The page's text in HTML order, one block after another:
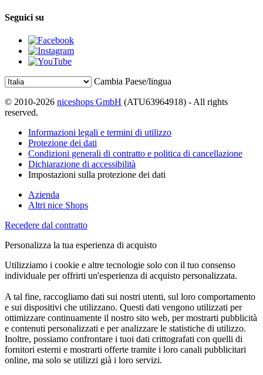
Seguici su
Cambia Paese/lingua
© 2010-2026 niceshops GmbH (ATU63964918) - All rights
reserved.
Informazioni legali e termini di utilizzo
Protezione dei dati
Condizioni generali di contratto e politica di cancellazione
Dichiarazione di accessibilità
Impostazioni sulla protezione dei dati
Azienda
Altri nice Shops
Recedere dal contratto
Personalizza la tua esperienza di acquisto
Utilizziamo i cookie e altre tecnologie solo con il tuo consenso
individuale per offrirti un'esperienza di acquisto personalizzata.
A tal fine, raccogliamo dati sui nostri utenti, sul loro comportamento
e sui dispositivi che utilizzano. Questi dati vengono utilizzati per
ottimizzare continuamente il nostro sito web, per mostrarti pubblicità
e contenuti personalizzati e per analizzare le statistiche di utilizzo.
Inoltre, possiamo confrontare i tuoi dati crittografati con quelli di
fornitori esterni e mostrarti offerte tramite i loro canali pubblicitari
online, ma solo se utilizzi già i loro servizi.